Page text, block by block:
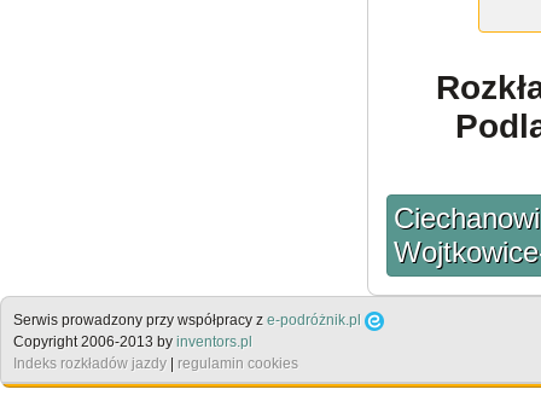
Serwis prowadzony przy współpracy z e-podróżnik.pl
Copyright 2006-2013 by inventors.pl
Indeks rozkładów jazdy | regulamin cookies